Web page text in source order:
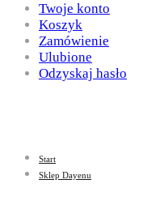
for
God
Design
God
Twoje konto
Koszyk
Zamówienie
Ulubione
Odzyskaj hasło
Start
Sklep Dayenu